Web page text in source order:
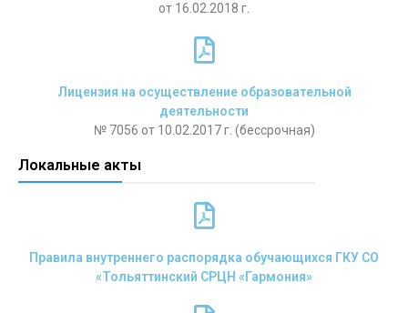
от 16.02.2018 г.
Лицензия на осуществление образовательной
деятельности
№ 7056 от 10.02.2017 г. (бессрочная)
Локальные акты
Правила внутреннего распорядка обучающихся ГКУ СО
«Тольяттинский СРЦН «Гармония»